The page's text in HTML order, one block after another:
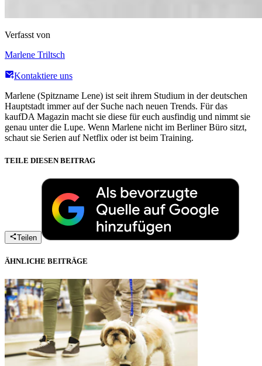
Verfasst von
Marlene Triltsch
Kontaktiere uns
Marlene (Spitzname Lene) ist seit ihrem Studium in der deutschen
Hauptstadt immer auf der Suche nach neuen Trends. Für das
kaufDA Magazin macht sie diese für euch ausfindig und nimmt sie
genau unter die Lupe. Wenn Marlene nicht im Berliner Büro sitzt,
schaut sie Serien auf Netflix oder ist beim Training.
TEILE DIESEN BEITRAG
Teilen
ÄHNLICHE BEITRÄGE